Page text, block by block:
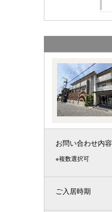
お問い合わせ内容
※複数選択可
ご入居時期